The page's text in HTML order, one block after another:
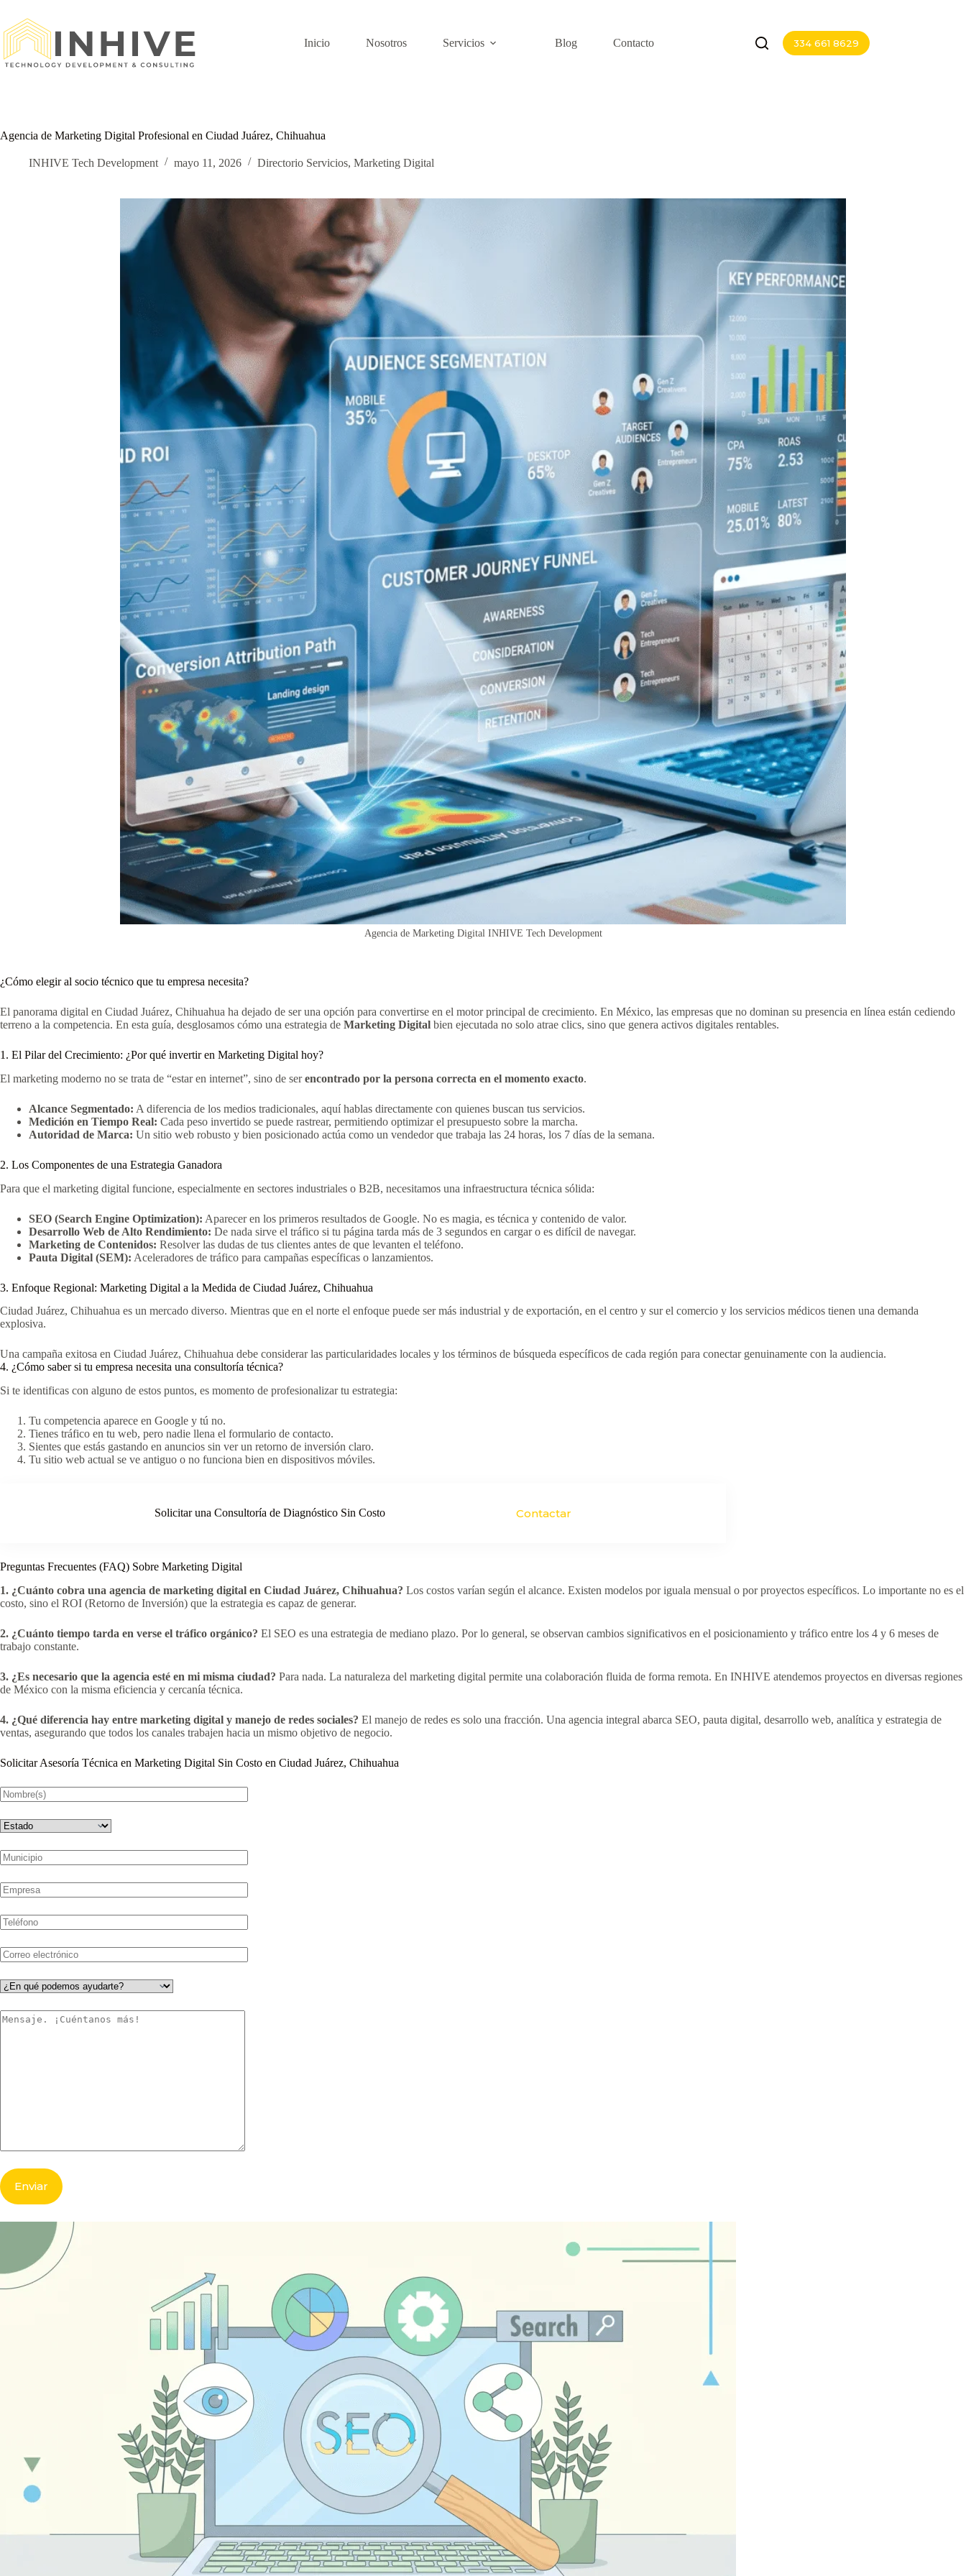
contenido
Inicio
Nosotros Servicios Blog Contacto 334 661 8629
Agencia de Marketing Digital Profesional en Ciudad Juárez, Chihuahua
INHIVE Tech Development mayo 11, 2026 Directorio Servicios, Marketing Digital
Agencia de Marketing Digital INHIVE Tech Development
¿Cómo elegir al socio técnico que tu empresa necesita?
El panorama digital en Ciudad Juárez, Chihuahua ha dejado de ser una opción para convertirse en el motor principal de crecimiento. En México, las empresas que no dominan su presencia en línea están cediendo
terreno a la competencia. En esta guía, desglosamos cómo una estrategia de Marketing Digital bien ejecutada no solo atrae clics, sino que genera activos digitales rentables.
1. El Pilar del Crecimiento: ¿Por qué invertir en Marketing Digital hoy?
El marketing moderno no se trata de “estar en internet”, sino de serencontrado por la persona correcta en el momento exacto.
Alcance Segmentado: A diferencia de los medios tradicionales, aquí hablas directamente con quienes buscan tus servicios.
Medición en Tiempo Real: Cada peso invertido se puede rastrear, permitiendo optimizar el presupuesto sobre la marcha.
Autoridad de Marca: Un sitio web robusto y bien posicionado actúa como un vendedor que trabaja las 24 horas, los 7 días de la semana.
2. Los Componentes de una Estrategia Ganadora
Para que el marketing digital funcione, especialmente en sectores industriales o B2B, necesitamos una infraestructura técnica sólida:
SEO (Search Engine Optimization): Aparecer en los primeros resultados de Google. No es magia, es técnica y contenido de valor.
Desarrollo Web de Alto Rendimiento: De nada sirve el tráfico si tu página tarda más de 3 segundos en cargar o es difícil de navegar.
Marketing de Contenidos: Resolver las dudas de tus clientes antes de que levanten el teléfono.
Pauta Digital (SEM): Aceleradores de tráfico para campañas específicas o lanzamientos.
3. Enfoque Regional: Marketing Digital a la Medida de Ciudad Juárez, Chihuahua
Ciudad Juárez, Chihuahua es un mercado diverso. Mientras que en el norte el enfoque puede ser más industrial y de exportación, en el centro y sur el comercio y los servicios médicos tienen una demanda
explosiva.
Una campaña exitosa en Ciudad Juárez, Chihuahua debe considerar las particularidades locales y los términos de búsqueda específicos de cada región para conectar genuinamente con la audiencia.
4. ¿Cómo saber si tu empresa necesita una consultoría técnica?
Si te identificas con alguno de estos puntos, es momento de profesionalizar tu estrategia:
Tu competencia aparece en Google y tú no.
Tienes tráfico en tu web, pero nadie llena el formulario de contacto.
Sientes que estás gastando en anuncios sin ver un retorno de inversión claro.
Tu sitio web actual se ve antiguo o no funciona bien en dispositivos móviles.
Solicitar una Consultoría de Diagnóstico Sin Costo Contactar
Preguntas Frecuentes (FAQ) Sobre Marketing Digital
1. ¿Cuánto cobra una agencia de marketing digital en Ciudad Juárez, Chihuahua? Los costos varían según el alcance. Existen modelos por iguala mensual o por proyectos específicos. Lo importante no es el
costo, sino el ROI (Retorno de Inversión) que la estrategia es capaz de generar.
2. ¿Cuánto tiempo tarda en verse el tráfico orgánico? El SEO es una estrategia de mediano plazo. Por lo general, se observan cambios significativos en el posicionamiento y tráfico entre los 4 y 6 meses de
trabajo constante.
3. ¿Es necesario que la agencia esté en mi misma ciudad? Para nada. La naturaleza del marketing digital permite una colaboración fluida de forma remota. En INHIVE atendemos proyectos en diversas regiones
de México con la misma eficiencia y cercanía técnica.
4. ¿Qué diferencia hay entre marketing digital y manejo de redes sociales? El manejo de redes es solo una fracción. Una agencia integral abarca SEO, pauta digital, desarrollo web, analítica y estrategia de
ventas, asegurando que todos los canales trabajen hacia un mismo objetivo de negocio.
Solicitar Asesoría Técnica en Marketing Digital Sin Costo en Ciudad Juárez, Chihuahua